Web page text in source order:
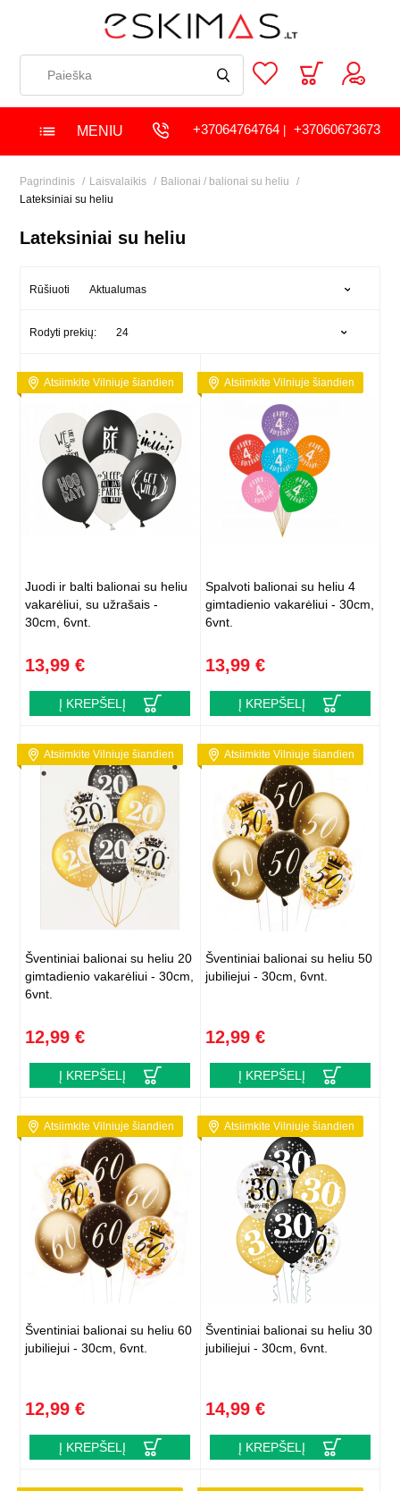
MENIU +37064764764| +37060673673
Pagrindinis Laisvalaikis
Balionai / balionai su heliu
Lateksiniai su heliu
Lateksiniai su heliu
Rūšiuoti Aktualumas
Rodyti prekių: 24
Atsiimkite Vilniuje šiandien
Juodi ir balti balionai su heliu
vakarėliui, su užrašais -
30cm, 6vnt.
13,99 €
Į KREPŠELĮ
Atsiimkite Vilniuje šiandien
Spalvoti balionai su heliu 4
gimtadienio vakarėliui - 30cm,
6vnt.
13,99 €
Į KREPŠELĮ
Atsiimkite Vilniuje šiandien
Šventiniai balionai su heliu 20
gimtadienio vakarėliui - 30cm,
6vnt.
12,99 €
Į KREPŠELĮ
Atsiimkite Vilniuje šiandien
Šventiniai balionai su heliu 50
jubiliejui - 30cm, 6vnt.
12,99 €
Į KREPŠELĮ
Atsiimkite Vilniuje šiandien
Šventiniai balionai su heliu 60
jubiliejui - 30cm, 6vnt.
12,99 €
Į KREPŠELĮ
Atsiimkite Vilniuje šiandien
Šventiniai balionai su heliu 30
jubiliejui - 30cm, 6vnt.
14,99 €
Į KREPŠELĮ